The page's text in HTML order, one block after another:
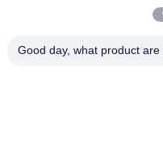
Good day, what product